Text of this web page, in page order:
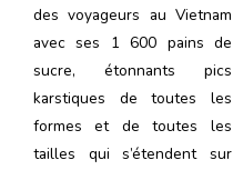
des voyageurs au Vietnam
avec ses 1 600 pains de
sucre, étonnants pics
karstiques de toutes les
formes et de toutes les
tailles qui s’étendent sur